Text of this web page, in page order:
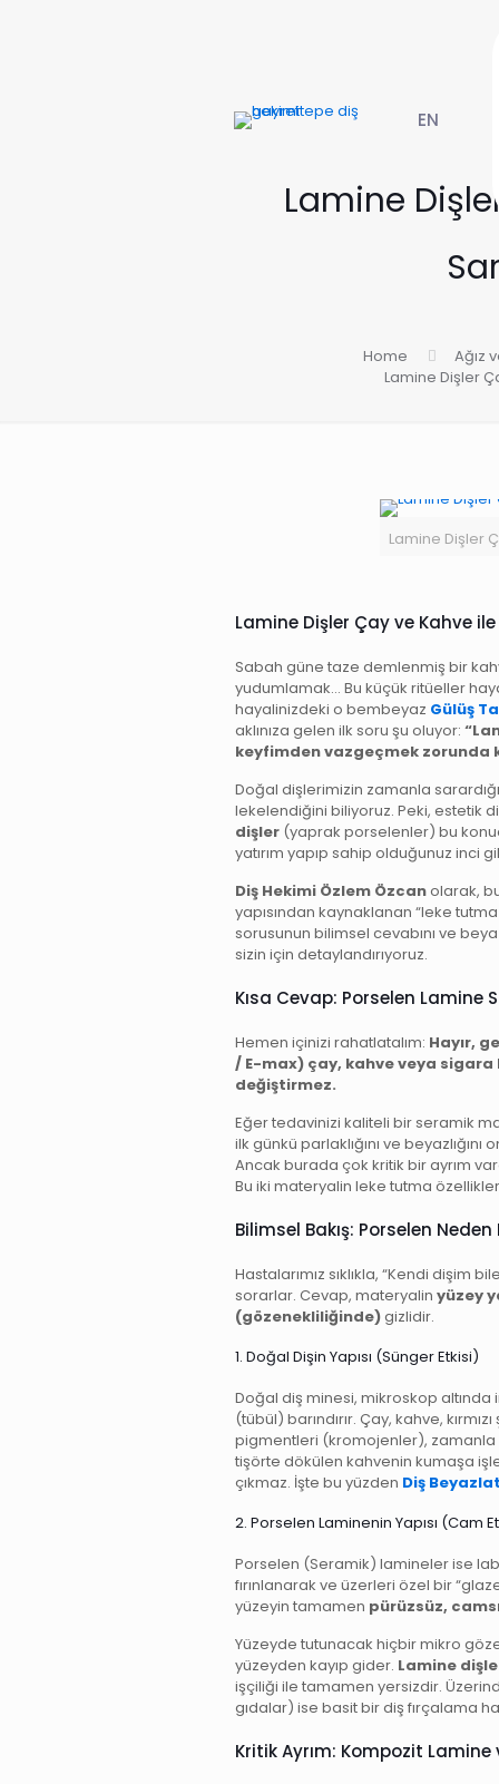
EN
Lamine
Home
Ağız
Lamine Dişler
Lamine Dişler
Lamine Dişler Çay ve Kahve ile
Sabah güne taze demlenmiş bir
yudumlamak… Bu küçük ritüeller
hayalinizdeki o bembeyaz Gülüş
aklınıza gelen ilk soru şu oluyor:
keyfimden vazgeçmek zorunda
Doğal dişlerimizin zamanla
lekelendiğini biliyoruz. Peki, estetik
dişler(yaprak porselenler) bu
yatırım yapıp sahip olduğunuz inci
Diş Hekimi Özlem Özcanolarak,
yapısından kaynaklanan “leke
sorusunun bilimsel cevabını ve
sizin için detaylandırıyoruz.
Kısa Cevap: Porselen Lamine
Hemen içinizi rahatlatalım: Hayır,
/ E-max) çay, kahve veya sigara
değiştirmez.
Eğer tedavinizi kaliteli bir seramik
ilk günkü parlaklığını ve
Ancak burada çok kritik bir ayrım
Bu iki materyalin leke tutma
Bilimsel Bakış: Porselen
Hastalarımız sıklıkla, “Kendi dişim
sorarlar. Cevap, materyalin yüzey
(gözenekliliğinde)gizlidir.
1. Doğal Dişin Yapısı (Sünger Etkisi)
Doğal diş minesi, mikroskop
(tübül) barındırır. Çay, kahve,
pigmentleri (kromojenler), zamanla
tişörte dökülen kahvenin kumaşa
çıkmaz. İşte bu yüzden Diş
2. Porselen Laminenin Yapısı (Cam
Porselen (Seramik) lamineler ise
fırınlanarak ve üzerleri özel bir
yüzeyin tamamen pürüzsüz,
Yüzeyde tutunacak hiçbir mikro
yüzeyden kayıp gider. Lamine
işçiliği ile tamamen yersizdir.
gıdalar) ise basit bir diş fırçalama
Kritik Ayrım: Kompozit Lamine